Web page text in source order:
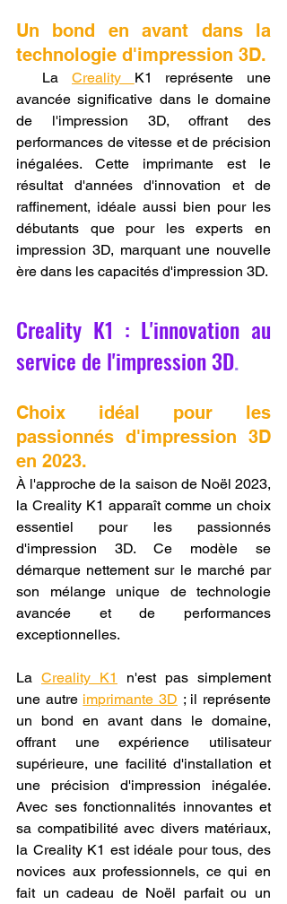
Un bond en avant dans la
technologie d'impression 3D.
  La
Creality K1 représente une
avancée significative dans le domaine
de l'impression 3D, offrant des
performances de vitesse et de précision
inégalées. Cette imprimante est le
résultat d'années d'innovation et de
raffinement, idéale aussi bien pour les
débutants que pour les experts en
impression 3D, marquant une nouvelle
ère dans les capacités d'impression 3D.
Creality K1 : L'innovation au
service de l'impression 3D.
Choix idéal pour les
passionnés d'impression 3D
en 2023.
À l'approche de la saison de Noël 2023,
la Creality K1 apparaît comme un choix
essentiel pour les passionnés
d'impression 3D. Ce modèle se
démarque nettement sur le marché par
son mélange unique de technologie
avancée et de performances
exceptionnelles.
La Creality K1
n'est pas simplement
une autre imprimante 3D ; il représente
un bond en avant dans le domaine,
offrant une expérience utilisateur
supérieure, une facilité d'installation et
une précision d'impression inégalée.
Avec ses fonctionnalités innovantes et
sa compatibilité avec divers matériaux,
la Creality K1 est idéale pour tous, des
novices aux professionnels, ce qui en
fait un cadeau de Noël parfait ou un